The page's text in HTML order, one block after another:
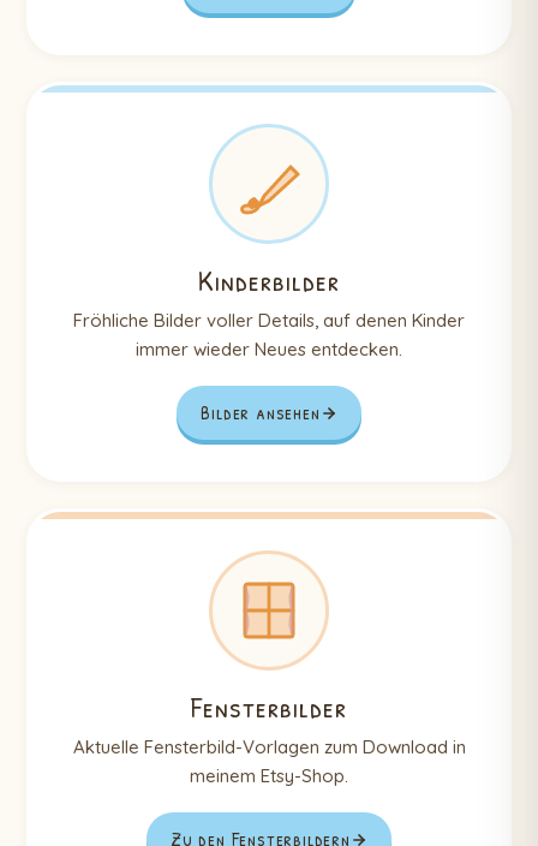
Kinderbilder
Fröhliche Bilder voller Details, auf denen Kinder
immer wieder Neues entdecken.
Bilder ansehen
Fensterbilder
Aktuelle Fensterbild-Vorlagen zum Download in
meinem Etsy-Shop.
Zu den Fensterbildern